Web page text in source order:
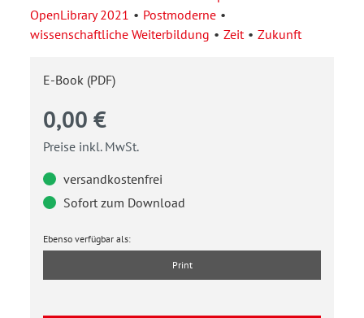
OpenLibrary 2021
Postmoderne
wissenschaftliche Weiterbildung
Zeit Zukunft
E-Book (PDF)
0,00 €
Preise inkl. MwSt.
versandkostenfrei
Sofort zum Download
Ebenso verfügbar als:
Print